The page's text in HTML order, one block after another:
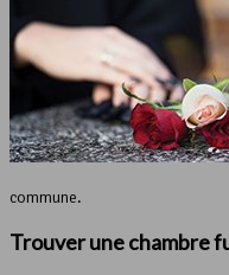
commune.
Trouver unechambre